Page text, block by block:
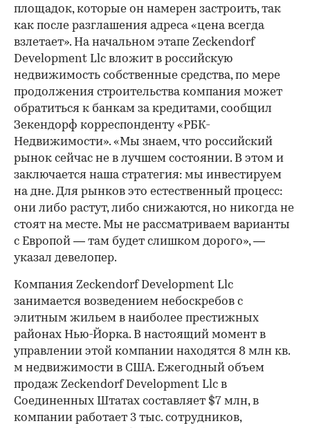
площадок, которые он намерен застроить, так
как после разглашения адреса «цена всегда
взлетает». На начальном этапе Zeckendorf
Development Llc вложит в российскую
недвижимость собственные средства, по мере
продолжения строительства компания может
обратиться к банкам за кредитами, сообщил
Зекендорф корреспонденту «РБК-
Недвижимости». «Мы знаем, что российский
рынок сейчас не в лучшем состоянии. В этом и
заключается наша стратегия: мы инвестируем
на дне. Для рынков это естественный процесс:
они либо растут, либо снижаются, но никогда не
стоят на месте. Мы не рассматриваем варианты
с Европой — там будет слишком дорого», —
указал девелопер.
00:00 / 00:00
Компания Zeckendorf Development Llc
занимается возведением небоскребов с
элитным жильем в наиболее престижных
районах Нью-Йорка. В настоящий момент в
управлении этой компании находятся 8 млн кв.
м недвижимости в США. Ежегодный объем
продаж Zeckendorf Development Llc в
Соединенных Штатах составляет $7 млн, в
компании работает 3 тыс. сотрудников,